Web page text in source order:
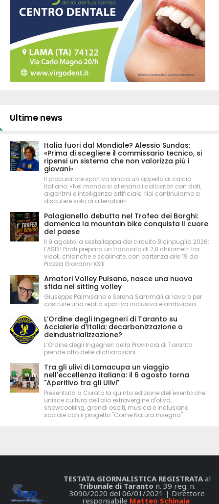
Ultime news
Italia fuori dal Mondiale? Alessio Sundas:
«Prima di scegliere il commissario tecnico, si
ripensi un sistema che non valorizza più i
giovani»
Il procuratore sportivo lancia un appello al calcio
italiano: «Nel mondo si allenano i calciatori con dati,
algoritmi e intelligenza artificiale. Noi continuiamo a
discutere solo di allenatori»
Palagianello debutta nel Trofeo dei Borghi:
domenica la mountain bike conquista il cuore
del paese
Il 9 agosto la sesta tappa del circuito Bicinpuglia 2026:
l’ASD I Pirati prepara un tracciato di 2,8 chilometri tra
vicoli, chianche e scalinate, con partenza alle 19 da
Piazza Giovanni XXIII
Amatori Volley Pulsano, nasce una nuova
sfida nel sitting volley
Giuseppe Palmisano e Serena Sammali al lavoro per
costruire una realtà sportiva inclusiva e ambiziosa
L’Ordine degli Ingegneri di Taranto su
Acciaierie d’Italia: decarbonizzazione o
deindustrializzazione?
L’Ordine degli Ingegneri della Provincia di Taranto
prende atto delle dichiarazioni...
Tra gli ulivi di Lamacupa un viaggio
nell'eccellenza italiana: il 6 agosto torna
"Aperitivo tra gli Ulivi"
Presentata a Corato la quinta edizione dell'evento che
unisce cultura dell'olio extravergine d'oliva,
showcooking, grandi ospiti, musica e inclusione
sociale con il progetto "Come Natura Insegna"
TESTATA GIORNALISTICA REGISTRATAal
Tribunale di Taranto n. 39 reg. n.
3090/2020 del 06/01/2021 | Direttore
responsabile Matteo Schinaia